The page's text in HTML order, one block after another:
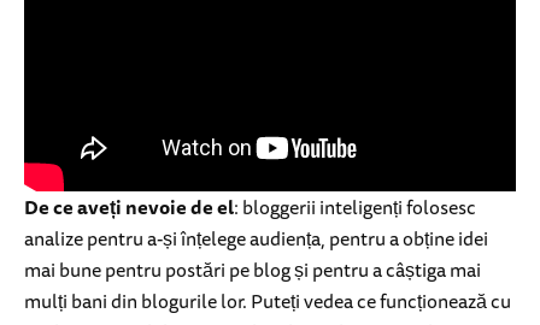
De ce aveți nevoie de el: bloggerii inteligenți folosesc
analize pentru a-și înțelege audiența, pentru a obține idei
mai bune pentru postări pe blog și pentru a câștiga mai
mulți bani din blogurile lor. Puteți vedea ce funcționează cu